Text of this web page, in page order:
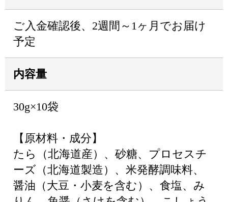
ご入金確認後、2週間～1ヶ月でお届け
予定
内容量
30g×10袋
【原材料・成分】
たら（北海道産）、砂糖、プロセスチ
ーズ（北海道製造）、米発酵調味料、
醤油（大豆・小麦を含む）、食塩、み